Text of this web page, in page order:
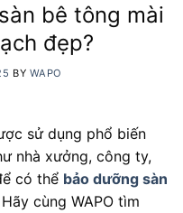
bê tông mài
đẹp?
BY WAPO
sử dụng phổ biến
nhà xưởng, công ty,
có thể bảo dưỡng sàn
cùng WAPO tìm